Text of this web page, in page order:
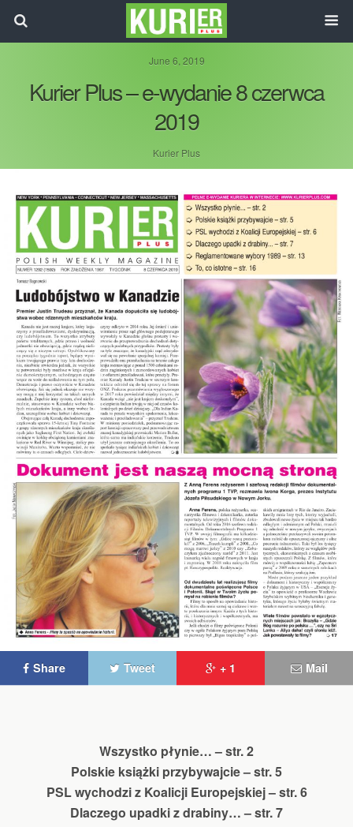
June 6, 2019
Kurier Plus – e-wydanie 8 czerwca
2019
Kurier Plus
Share Tweet + 1 Mail
Wszystko płynie… – str. 2
Polskie książki przybywajcie – str. 5
PSL wychodzi z Koalicji Europejskiej – str. 6
Dlaczego upadki z drabiny… – str. 7